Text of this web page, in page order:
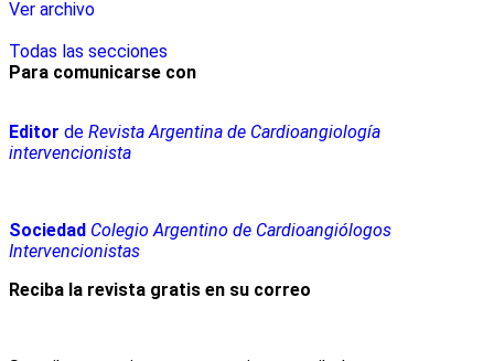
Ver archivo
Todas las secciones
Para comunicarse con
Editor de Revista Argentina de Cardioangiología
intervencionista
Sociedad Colegio Argentino de Cardioangiólogos
Intervencionistas
Reciba la revista gratis en su correo